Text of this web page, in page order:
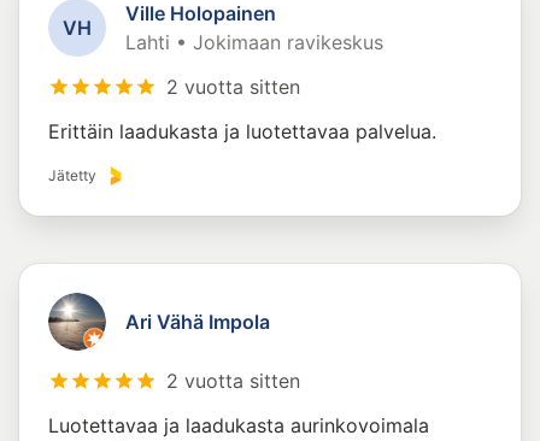
VH
Ville Holopainen
Lahti • Jokimaan ravikeskus
2 vuotta sitten
Erittäin laadukasta ja luotettavaa palvelua.
Jätetty
Ari Vähä Impola
2 vuotta sitten
Luotettavaa ja laadukasta aurinkovoimala